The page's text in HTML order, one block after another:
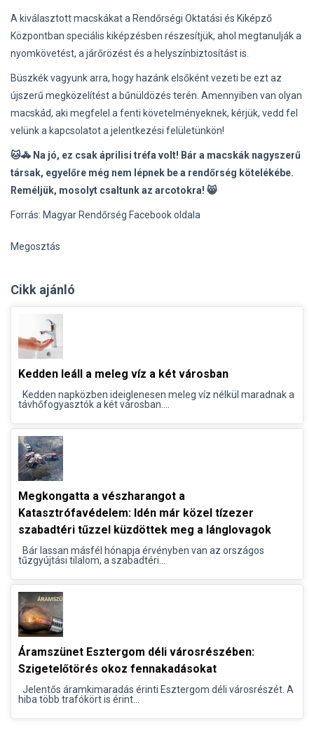
A kiválasztott macskákat a Rendőrségi Oktatási és Kiképző
Központban speciális kiképzésben részesítjük, ahol megtanulják a
nyomkövetést, a járőrözést és a helyszínbiztosítást is.
Büszkék vagyunk arra, hogy hazánk elsőként vezeti be ezt az
újszerű megközelítést a bűnüldözés terén. Amennyiben van olyan
macskád, aki megfelel a fenti követelményeknek, kérjük, vedd fel
velünk a kapcsolatot a jelentkezési felületünkön!
🐱🚓 Na jó, ez csak áprilisi tréfa volt! Bár a macskák nagyszerű
társak, egyelőre még nem lépnek be a rendőrség kötelékébe.
Reméljük, mosolyt csaltunk az arcotokra! 😸
Forrás: Magyar Rendőrség Facebook oldala
Megosztás
Cikk ajánló
Kedden leáll a meleg víz a két városban
Kedden napközben ideiglenesen meleg víz nélkül maradnak a
távhőfogyasztók a két városban....
Megkongatta a vészharangot a
Katasztrófavédelem: Idén már közel tízezer
szabadtéri tűzzel küzdöttek meg a lánglovagok
Bár lassan másfél hónapja érvényben van az országos
tűzgyújtási tilalom, a szabadtéri...
Áramszünet Esztergom déli városrészében:
Szigetelőtörés okoz fennakadásokat
Jelentős áramkimaradás érinti Esztergom déli városrészét. A
hiba több trafókört is érint...